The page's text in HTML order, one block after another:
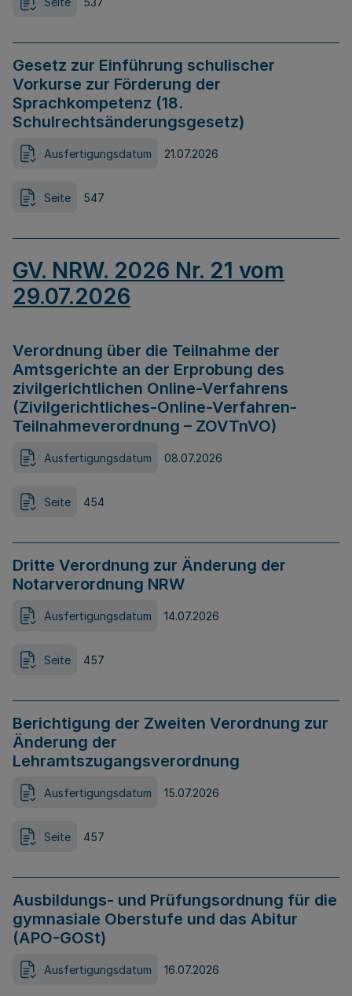
Gesetz zur Einführung schulischer
Vorkurse zur Förderung der
Sprachkompetenz (18.
Schulrechtsänderungsgesetz)
Ausfertigungsdatum 21.07.2026
Seite 547
GV. NRW. 2026 Nr. 21 vom
29.07.2026
Verordnung über die Teilnahme der
Amtsgerichte an der Erprobung des
zivilgerichtlichen Online-Verfahrens
(Zivilgerichtliches-Online-Verfahren-
Teilnahmeverordnung – ZOVTnVO)
Ausfertigungsdatum 08.07.2026
Seite 454
Dritte Verordnung zur Änderung der
Notarverordnung NRW
Ausfertigungsdatum 14.07.2026
Seite 457
Berichtigung der Zweiten Verordnung zur
Änderung der
Lehramtszugangsverordnung
Ausfertigungsdatum 15.07.2026
Seite 457
Ausbildungs- und Prüfungsordnung für die
gymnasiale Oberstufe und das Abitur
(APO-GOSt)
Ausfertigungsdatum 16.07.2026